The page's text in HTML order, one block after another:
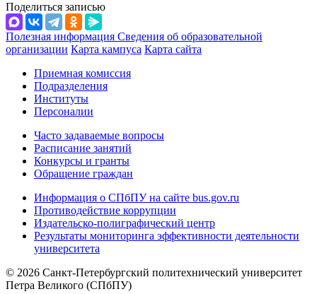
Поделиться записью
Полезная информация Сведения об образовательной
организации Карта кампуса Карта сайта
Приемная комиссия
Подразделения
Институты
Персоналии
Часто задаваемые вопросы
Расписание занятий
Конкурсы и гранты
Обращение граждан
Информация о СПбПУ на сайте bus.gov.ru
Противодействие коррупции
Издательско-полиграфический центр
Результаты мониторинга эффективности деятельности
университета
© 2026 Санкт-Петербургский политехнический университет
Петра Великого (СПбПУ)